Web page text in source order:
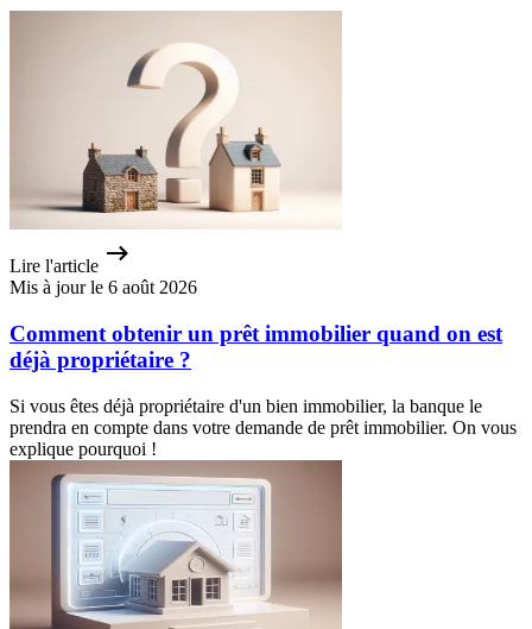
Lire l'article
Mis à jour le 6 août 2026
Comment obtenir un prêt immobilier quand on est
déjà propriétaire ?
Si vous êtes déjà propriétaire d'un bien immobilier, la banque le
prendra en compte dans votre demande de prêt immobilier. On vous
explique pourquoi !